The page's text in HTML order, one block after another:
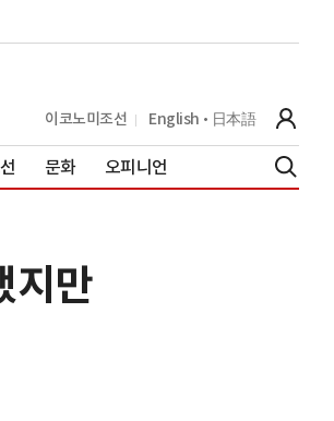
이코노미조선 English 日本語
문화 오피니언
지만